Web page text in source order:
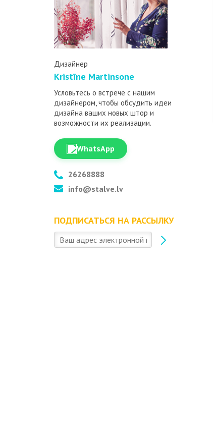
Дизайнер
Kristīne Martinsone
Условьтесь о встрече с нашим
дизайнером, чтобы обсудить идеи
дизайна ваших новых штор и
возможности их реализации.
WhatsApp
26268888
info@stalve.lv
ПОДПИСАТЬСЯ НА РАССЫЛКУ